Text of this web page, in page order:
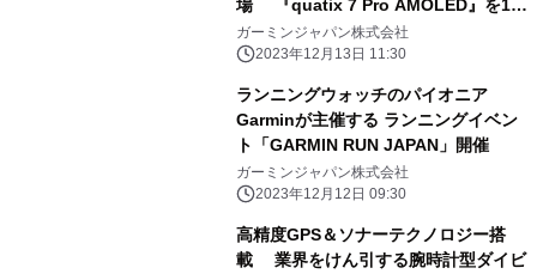
場 『quatix 7 Pro AMOLED』を12
月14日(木)に発売
ガーミンジャパン株式会社
2023年12月13日 11:30
ランニングウォッチのパイオニア
Garminが主催する ランニングイベン
ト「GARMIN RUN JAPAN」開催
ガーミンジャパン株式会社
2023年12月12日 09:30
高精度GPS＆ソナーテクノロジー搭
載 業界をけん引する腕時計型ダイビ